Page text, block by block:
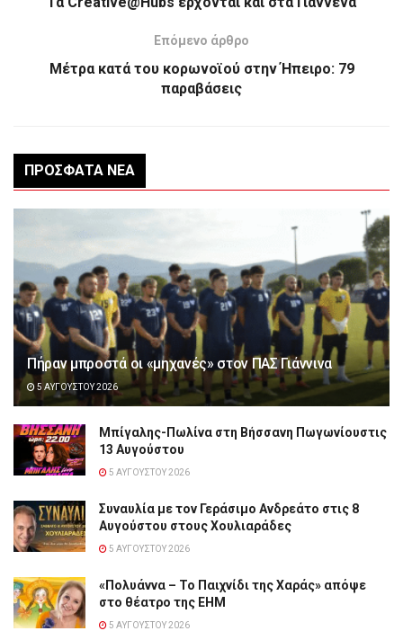
Επόμενο άρθρο
Μέτρα κατά του κορωνοϊού στην Ήπειρο: 79
παραβάσεις
ΠΡΌΣΦΑΤΑ ΝΈΑ
Πήραν μπροστά οι «μηχανές» στον ΠΑΣ Γιάννινα
5 ΑΥΓΟΎΣΤΟΥ 2026
Μπίγαλης-Πωλίνα στη Βήσσανη Πωγωνίουστις
13 Αυγούστου
5 ΑΥΓΟΎΣΤΟΥ 2026
Συναυλία με τον Γεράσιμο Ανδρεάτο στις 8
Αυγούστου στους Χουλιαράδες
5 ΑΥΓΟΎΣΤΟΥ 2026
«Πολυάννα – Το Παιχνίδι της Χαράς» απόψε
στο θέατρο της ΕΗΜ
5 ΑΥΓΟΎΣΤΟΥ 2026